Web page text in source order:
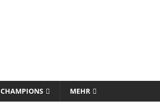
CHAMPIONS MEHR